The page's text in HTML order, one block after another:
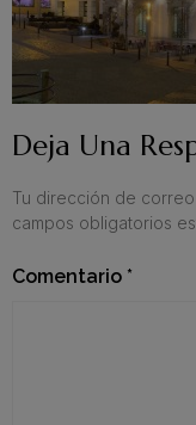
Deja Una
Tu dirección de
campos obligatorios
Comentario *